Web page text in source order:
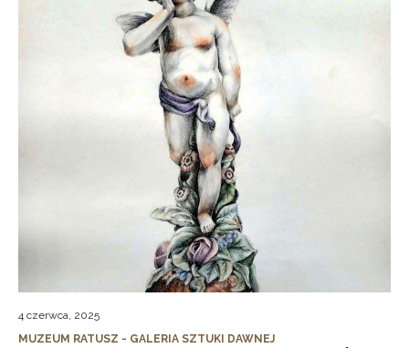
4 czerwca, 2025
MUZEUM RATUSZ - GALERIA SZTUKI DAWNEJ